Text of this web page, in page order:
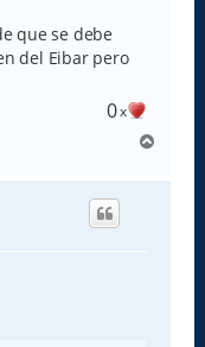
que se debe
del Eibar pero
0x
r